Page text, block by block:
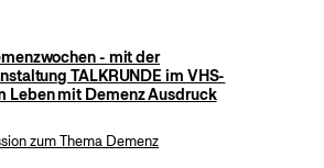
- mit der
TALKRUNDE im VHS-
Leben mit Demenz Ausdruck
zum Thema Demenz